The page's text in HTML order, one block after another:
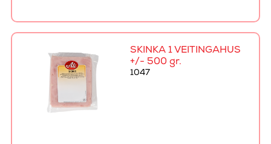
SKINKA 1 VEITINGAHÚS
+/- 500 gr.
1047